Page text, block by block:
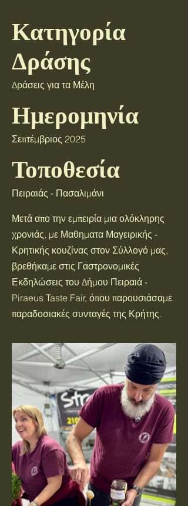
Κατηγορία
Δράσης
Δράσεις για τα Μέλη
Ημερομηνία
Σεπτέμβριος 2025
Τοποθεσία
Πειραιάς - Πασαλιμάνι
Μετά απο την εμπειρία μια ολόκληρης
χρονιάς, με Μαθηματα Μαγειρικής -
Κρητικής κουζίνας στον Σύλλογό μας,
βρεθήκαμε στις Γαστρονομικές
Εκδηλώσεις του Δήμου Πειραιά -
Piraeus Taste Fair, όπου παρουσιάσαμε
παραδοσιακές συνταγές της Κρήτης.